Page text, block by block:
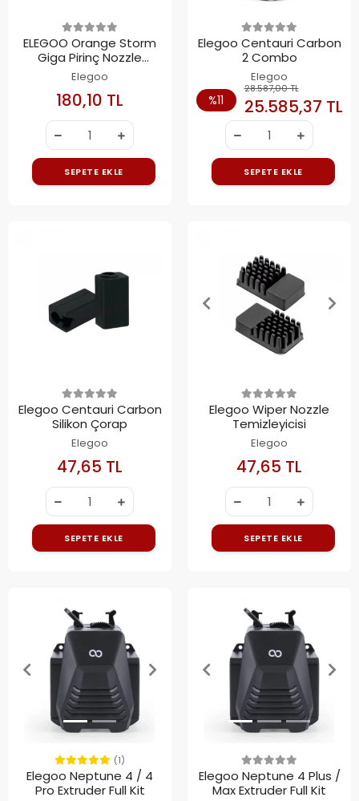
ELEGOO Orange Storm
Giga Pirinç Nozzle
0.4mm
Elegoo
180,10 TL
SEPETE EKLE
Elegoo Centauri Carbon
2 Combo
Elegoo
%11
28.587,00 TL
25.585,37 TL
SEPETE EKLE
Elegoo Centauri Carbon
Silikon Çorap
Elegoo
47,65 TL
SEPETE EKLE
Elegoo Wiper Nozzle
Temizleyicisi
Elegoo
47,65 TL
SEPETE EKLE
(1)
Elegoo Neptune 4 / 4
Pro Extruder Full Kit
Elegoo Neptune 4 Plus /
Max Extruder Full Kit